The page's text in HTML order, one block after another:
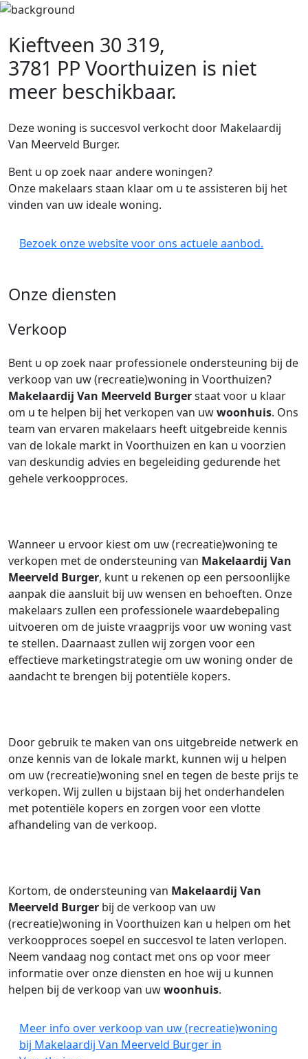
Kieftveen 30 319,
3781 PP Voorthuizen is niet
meer beschikbaar.
Deze woning is succesvol verkocht door Makelaardij
Van Meerveld Burger.
Bent u op zoek naar andere woningen?
Onze makelaars staan klaar om u te assisteren bij het
vinden van uw ideale woning.
Bezoek onze website voor ons actuele aanbod.
Onze diensten
Verkoop
Bent u op zoek naar professionele ondersteuning bij de
verkoop van uw (recreatie)woning in Voorthuizen?
Makelaardij Van Meerveld Burgerstaat voor u klaar
om u te helpen bij het verkopen van uwwoonhuis. Ons
team van ervaren makelaars heeft uitgebreide kennis
van de lokale markt in Voorthuizen en kan u voorzien
van deskundig advies en begeleiding gedurende het
gehele verkoopproces.
Wanneer u ervoor kiest om uw (recreatie)woning te
verkopen met de ondersteuning van Makelaardij Van
Meerveld Burger, kunt u rekenen op een persoonlijke
aanpak die aansluit bij uw wensen en behoeften. Onze
makelaars zullen een professionele waardebepaling
uitvoeren om de juiste vraagprijs voor uw woning vast
te stellen. Daarnaast zullen wij zorgen voor een
effectieve marketingstrategie om uw woning onder de
aandacht te brengen bij potentiële kopers.
Door gebruik te maken van ons uitgebreide netwerk en
onze kennis van de lokale markt, kunnen wij u helpen
om uw (recreatie)woning snel en tegen de beste prijs te
verkopen. Wij zullen u bijstaan bij het onderhandelen
met potentiële kopers en zorgen voor een vlotte
afhandeling van de verkoop.
Kortom, de ondersteuning van Makelaardij Van
Meerveld Burger bij de verkoop van uw
(recreatie)woning in Voorthuizen kan u helpen om het
verkoopproces soepel en succesvol te laten verlopen.
Neem vandaag nog contact met ons op voor meer
informatie over onze diensten en hoe wij u kunnen
helpen bij de verkoop van uwwoonhuis.
Meer info over verkoop van uw (recreatie)woning
bij Makelaardij Van Meerveld Burger in